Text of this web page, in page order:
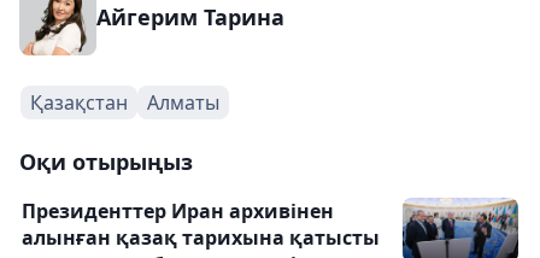
Айгерим Тарина
Қазақстан Алматы
Оқи отырыңыз
Президенттер Иран архивінен
алынған қазақ тарихына қатысты